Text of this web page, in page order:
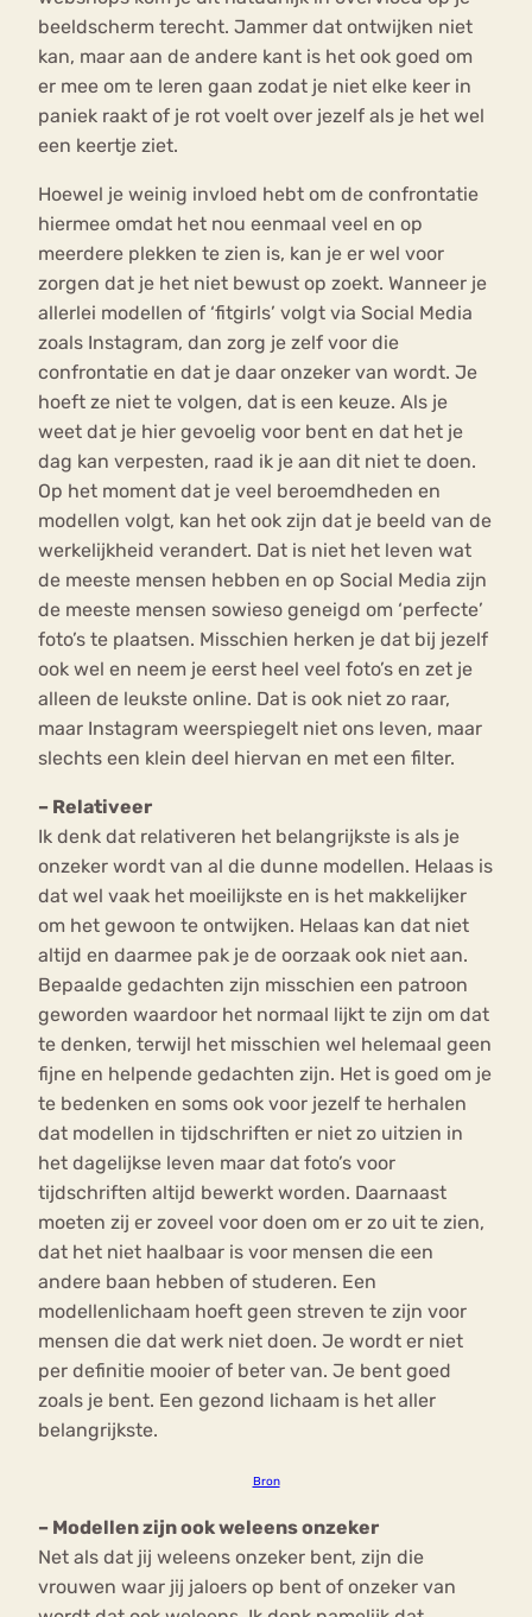
beeldscherm terecht. Jammer dat ontwijken niet
kan, maar aan de andere kant is het ook goed om
er mee om te leren gaan zodat je niet elke keer in
paniek raakt of je rot voelt over jezelf als je het wel
een keertje ziet.
Hoewel je weinig invloed hebt om de confrontatie
hiermee omdat het nou eenmaal veel en op
meerdere plekken te zien is, kan je er wel voor
zorgen dat je het niet bewust op zoekt. Wanneer je
allerlei modellen of ‘fitgirls’ volgt via Social Media
zoals Instagram, dan zorg je zelf voor die
confrontatie en dat je daar onzeker van wordt. Je
hoeft ze niet te volgen, dat is een keuze. Als je
weet dat je hier gevoelig voor bent en dat het je
dag kan verpesten, raad ik je aan dit niet te doen.
Op het moment dat je veel beroemdheden en
modellen volgt, kan het ook zijn dat je beeld van de
werkelijkheid verandert. Dat is niet het leven wat
de meeste mensen hebben en op Social Media zijn
de meeste mensen sowieso geneigd om ‘perfecte’
foto’s te plaatsen. Misschien herken je dat bij jezelf
ook wel en neem je eerst heel veel foto’s en zet je
alleen de leukste online. Dat is ook niet zo raar,
maar Instagram weerspiegelt niet ons leven, maar
slechts een klein deel hiervan en met een filter.
– Relativeer
Ik denk dat relativeren het belangrijkste is als je
onzeker wordt van al die dunne modellen. Helaas is
dat wel vaak het moeilijkste en is het makkelijker
om het gewoon te ontwijken. Helaas kan dat niet
altijd en daarmee pak je de oorzaak ook niet aan.
Bepaalde gedachten zijn misschien een patroon
geworden waardoor het normaal lijkt te zijn om dat
te denken, terwijl het misschien wel helemaal geen
fijne en helpende gedachten zijn. Het is goed om je
te bedenken en soms ook voor jezelf te herhalen
dat modellen in tijdschriften er niet zo uitzien in
het dagelijkse leven maar dat foto’s voor
tijdschriften altijd bewerkt worden. Daarnaast
moeten zij er zoveel voor doen om er zo uit te zien,
dat het niet haalbaar is voor mensen die een
andere baan hebben of studeren. Een
modellenlichaam hoeft geen streven te zijn voor
mensen die dat werk niet doen. Je wordt er niet
per definitie mooier of beter van. Je bent goed
zoals je bent. Een gezond lichaam is het aller
belangrijkste.
Bron
– Modellen zijn ook weleens onzeker
Net als dat jij weleens onzeker bent, zijn die
vrouwen waar jij jaloers op bent of onzeker van